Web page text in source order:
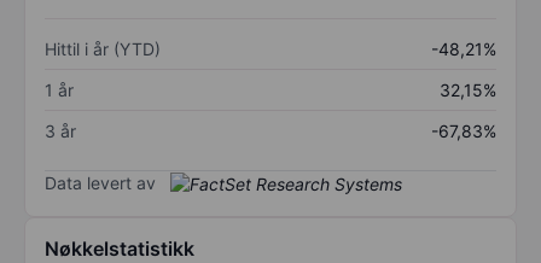
Hittil i år (YTD)
-48,21%
1 år
32,15%
3 år
-67,83%
Data levert av
Nøkkelstatistikk